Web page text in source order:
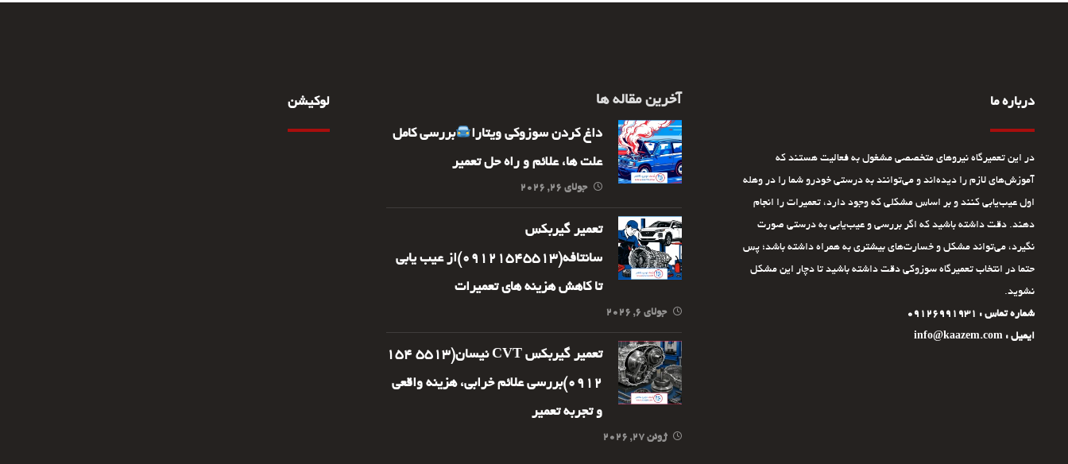
درباره ما
در این تعمیرگاه نیروهای متخصصی مشغول به فعالیت هستند که
آموزش‌های لازم را دیده‌اند و می‌توانند به درستی خودرو شما را در وهله
اول عیب‌یابی کنند و بر اساس مشکلی که وجود دارد، تعمیرات را انجام
دهند. دقت داشته باشید که اگر بررسی و عیب‌یابی به درستی صورت
نگیرد، می‌تواند مشکل و خسارت‌های بیشتری به همراه داشته باشد؛ پس
حتما در انتخاب تعمیرگاه سوزوکی دقت داشته باشید تا دچار این مشکل
نشوید.
شماره تماس : 09126991931
ایمیل : info@kaazem.com
آخرین مقاله ها
داغ کردن سوزوکی ویتارا
بررسی کامل
علت ها، علائم و راه حل تعمیر
جولای ۲۶, ۲۰۲۶
تعمیر گیربکس
سانتافه(09121545513)از عیب یابی
تا کاهش هزینه های تعمیرات
جولای ۶, ۲۰۲۶
تعمیر گیربکس CVT نیسان(5513 154
0912)بررسی علائم خرابی، هزینه واقعی
و تجربه تعمیر
ژوئن ۲۷, ۲۰۲۶
لوکیشن